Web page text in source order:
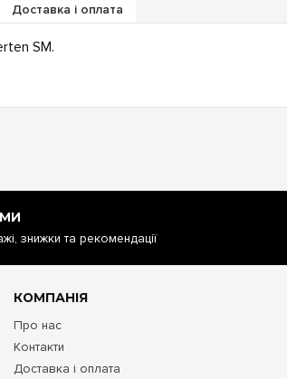
Доставка і оплата
SM.
знижки та рекомендації
КОМПАНІЯ
Про нас
Контакти
Доставка і оплата